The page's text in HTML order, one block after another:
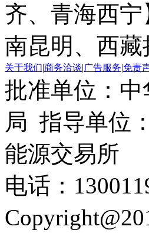
齐、青海西宁
南昆明、西藏
关于我们|商务洽谈|广告服务|免责
批准单位：
局 指导单位
能源交易所
电话：